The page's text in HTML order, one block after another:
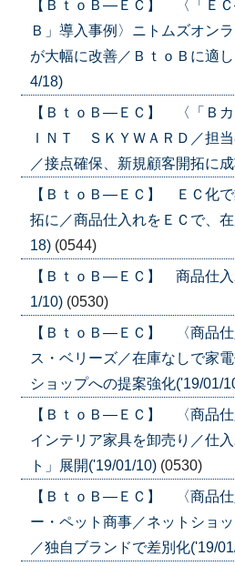
【ＢｔｏＢ―ＥＣ】 〈「Ｅ
Ｂ」導入事例〉ニトムズオン
が大幅に改善／ＢｔｏＢに適
4/18)
【ＢｔｏＢ―ＥＣ】 〈「Ｂカ
ＩＮＴ ＳＫＹＷＡＲＤ／担
／接点確保、新規顧客開拓に
【ＢｔｏＢ―ＥＣ】 ＥＣ化で
拓に／商品仕入れをＥＣで、
18) (0544)
【ＢｔｏＢ―ＥＣ】 商品仕
1/10) (0530)
【ＢｔｏＢ—ＥＣ】 〈商品
ス・ベリーズ／在庫なしで家
ショップへの提案強化('19/01/
【ＢｔｏＢ—ＥＣ】 〈商品仕
インテリア家具を卸売り／仕
ト」展開('19/01/10) (0530)
【ＢｔｏＢ—ＥＣ】 〈商品仕
ー・ペット商事／ネットショ
／独自ブランドで差別化('19/